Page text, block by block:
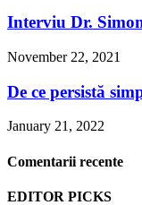
Interviu Dr.
November 22, 2021
De ce persistă
January 21, 2022
Comentarii recente
EDITOR PICKS